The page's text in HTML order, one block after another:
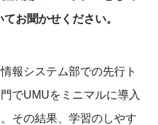
お聞かせください。
報システム部での先行ト
でUMUをミニマルに導入
その結果、学習のしやす